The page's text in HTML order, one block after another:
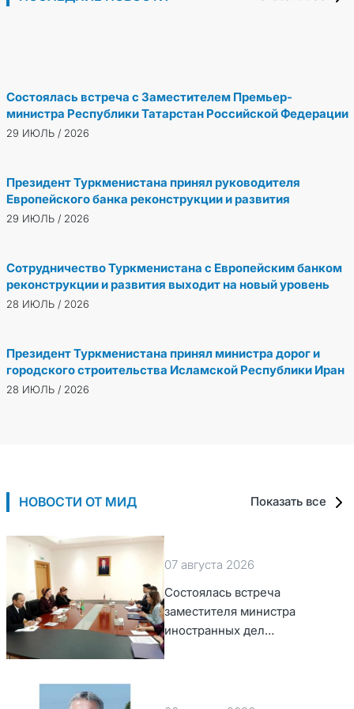
30 ИЮЛЬ / 2026
туркмено-турецкого сотрудничества
Состоялась встреча с Заместителем Премьер-
министра Республики Татарстан Российской Федерации
29 ИЮЛЬ / 2026
Президент Туркменистана принял руководителя
Европейского банка реконструкции и развития
29 ИЮЛЬ / 2026
Сотрудничество Туркменистана с Европейским банком
реконструкции и развития выходит на новый уровень
28 ИЮЛЬ / 2026
Президент Туркменистана принял министра дорог и
городского строительства Исламской Республики Иран
28 ИЮЛЬ / 2026
НОВОСТИ ОТ МИД Показать все
07 августа 2026
Состоялась встреча
заместителя министра
иностранных дел
Туркменистана с Временным